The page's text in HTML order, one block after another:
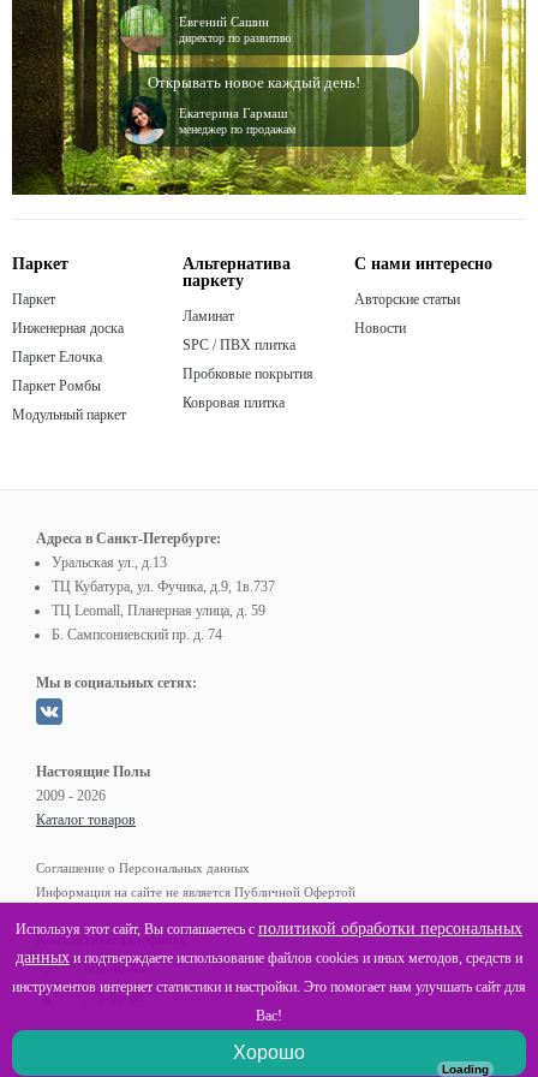
Евгений Сашин
директор по развитию
Открывать новое каждый день!
Екатерина Гармаш
менеджер по продажам
Паркет
Паркет
Инженерная доска
Паркет Елочка
Паркет Ромбы
Модульный паркет
Альтернатива
паркету
Ламинат
SPC / ПВХ плитка
Пробковые покрытия
Ковровая плитка
С нами интересно
Авторские статьи
Новости
Адреса в Санкт-Петербурге:
Уральская ул., д.13
ТЦ Кубатура, ул. Фучика, д.9, 1в.737
ТЦ Leomall, Планерная улица, д. 59
Б. Сампсониевский пр. д. 74
Мы в социальных сетях:
Настоящие Полы
2009 - 2026
Каталог товаров
Соглашение о Персональных данных
Информация на сайте не является Публичной Офертой
Контактные телефоны:
+7(812)
602-40-48
8 (800) 775-05-68
Loading
Используя этот сайт, Вы соглашаетесь с политикой обработки персональных
данных и подтверждаете использование файлов cookies и иных методов, средств и
инструментов интернет статистики и настройки. Это помогает нам улучшать сайт для
Вас!
Хорошо